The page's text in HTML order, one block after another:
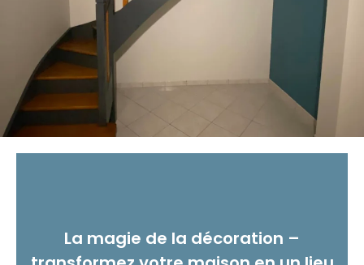
La magie de la décoration –